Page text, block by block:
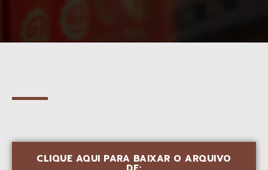
CLIQUE AQUI PARA BAIXAR O ARQUIVO